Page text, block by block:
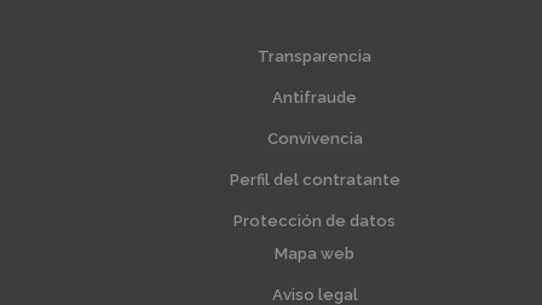
Transparencia
Antifraude
Convivencia
Perfil del contratante
Protección de datos
Mapa web
Aviso legal